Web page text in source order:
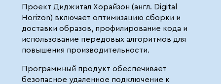
Проект Диджитал Хорайзон (англ. Digital
Horizon) включает оптимизацию сборки и
доставки образов, профилирование кода и
использование передовых алгоритмов для
повышения производительности.
Программный продукт обеспечивает
безопасное удаленное подключение к